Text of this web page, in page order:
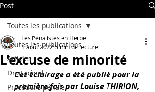
Post
Toutes les publications
Articles
Droit pénal
Procédure pénale
Toutes les publications
L'excuse de minorité
Les Pénalistes en Herbe
1 août 20225 min de lecture
Cet éclairage a été publié pour la
première fois par Louise THIRION,